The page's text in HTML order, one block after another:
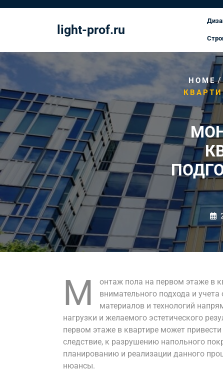
light-prof.ru
HOME/
М
онтаж пола на первом этаже в
внимательного подхода и
материалов и технологий
нагрузки и желаемого эстетического
первом этаже в квартире может
следствие, к разрушению напольного
планированию и реализации данного
нюансы.